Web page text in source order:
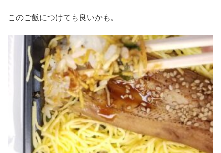
このご飯につけても良いかも。